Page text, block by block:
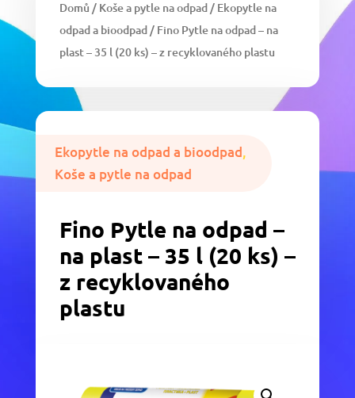
Domů / Koše a pytle na odpad/ Ekopytle na
odpad a bioodpad/ Fino Pytle na odpad – na
plast – 35 l (20 ks) – z recyklovaného plastu
Ekopytle na odpad a bioodpad,
Koše a pytle na odpad
Fino Pytle na odpad –
na plast – 35 l (20 ks) –
z recyklovaného
plastu